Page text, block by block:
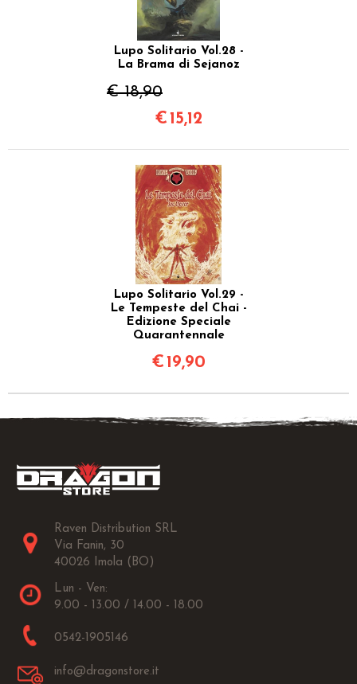
Lupo Solitario Vol.28 -
La Brama di Sejanoz
€ 18,90
€ 15,12
Lupo Solitario Vol.29 -
Le Tempeste del Chai -
Edizione Speciale
Quarantennale
€ 19,90
Raven Distribution SRL
Via Fanin, 30
40026 Imola (BO)
Lun - Ven:
9.00 - 13.00 / 14.00 - 18.00
0542-1905146
info@dragonstore.it